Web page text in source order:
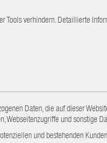
verhindern. Detaillierte
Daten, die auf dieser
und sonstige
und bestehenden